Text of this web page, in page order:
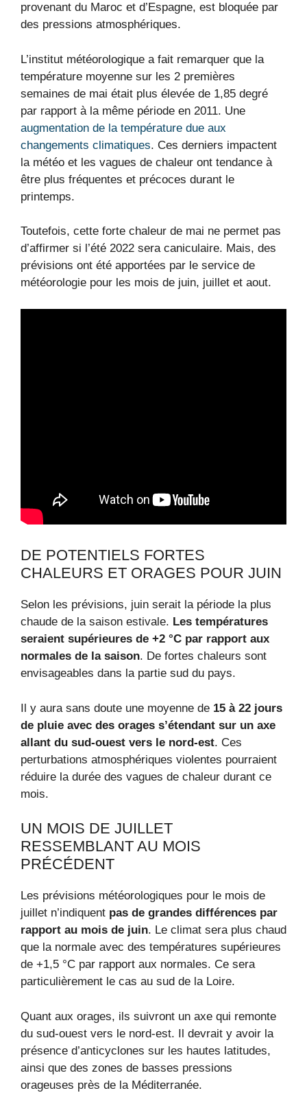
provenant du Maroc et d’Espagne, est bloquée par
des pressions atmosphériques.
L’institut météorologique a fait remarquer que la
température moyenne sur les 2 premières
semaines de mai était plus élevée de 1,85 degré
par rapport à la même période en 2011. Une
augmentation de la température due aux
changements climatiques. Ces derniers impactent
la météo et les vagues de chaleur ont tendance à
être plus fréquentes et précoces durant le
printemps.
Toutefois, cette forte chaleur de mai ne permet pas
d’affirmer si l’été 2022 sera caniculaire. Mais, des
prévisions ont été apportées par le service de
météorologie pour les mois de juin, juillet et aout.
DE POTENTIELS FORTES
CHALEURS ET ORAGES POUR JUIN
Selon les prévisions, juin serait la période la plus
chaude de la saison estivale. Les températures
seraient supérieures de +2 °C par rapport aux
normales de la saison. De fortes chaleurs sont
envisageables dans la partie sud du pays.
Il y aura sans doute une moyenne de 15 à 22 jours
de pluie avec des orages s’étendant sur un axe
allant du sud-ouest vers le nord-est. Ces
perturbations atmosphériques violentes pourraient
réduire la durée des vagues de chaleur durant ce
mois.
UN MOIS DE JUILLET
RESSEMBLANT AU MOIS
PRÉCÉDENT
Les prévisions météorologiques pour le mois de
juillet n’indiquent pas de grandes différences par
rapport au mois de juin. Le climat sera plus chaud
que la normale avec des températures supérieures
de +1,5 °C par rapport aux normales. Ce sera
particulièrement le cas au sud de la Loire.
Quant aux orages, ils suivront un axe qui remonte
du sud-ouest vers le nord-est. Il devrait y avoir la
présence d’anticyclones sur les hautes latitudes,
ainsi que des zones de basses pressions
orageuses près de la Méditerranée.